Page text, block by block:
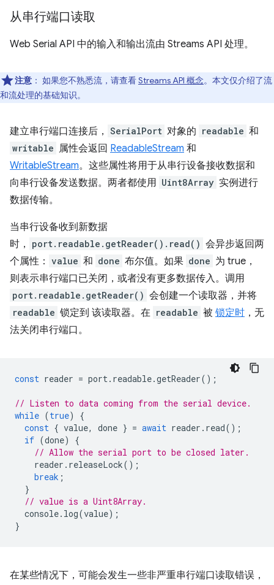
从串行端口读取
Web Serial API 中的输入和输出流由 Streams API 处理。
注意 ： 如果您不熟悉流，请查看Streams API 概念。本文仅介绍了流
和流处理的基础知识。
建立串行端口连接后， SerialPort 对象的 readable 和
writable 属性会返回 ReadableStream 和
WritableStream。这些属性将用于从串行设备接收数据和
向串行设备发送数据。两者都使用 Uint8Array 实例进行
数据传输。
当串行设备收到新数据
时，
port.readable.getReader().read() 会异步返回两
个属性： value 和 done 布尔值。如果 done 为 true，
则表示串行端口已关闭，或者没有更多数据传入。调用
port.readable.getReader() 会创建一个读取器，并将
readable 锁定到 该读取器。在 readable 被 锁定时 ，无
法关闭串行端口。
const reader = port. readable.getReader();
// Listen to data coming from the serial device.
while (true)
{
const { value, done } = await reader . read();
if (done)
{
// Allow the serial port to be closed later.
reader . releaseLock();
break ;
}
// value is a Uint8Array.
console. log(value);
}
在某些情况下，可能会发生一些非严重串行端口读取错误，